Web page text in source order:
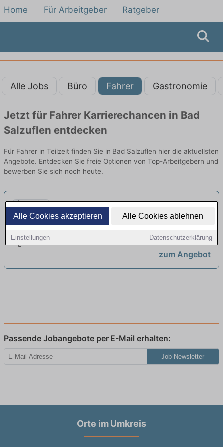
Alle Cookies akzeptieren Alle Cookies ablehnen
Einstellungen Datenschutzerklärung
Home Für Arbeitgeber Ratgeber
Alle Jobs Büro Fahrer Gastronomie
Jetzt für Fahrer Karrierechancen in Bad
Salzuflen entdecken
Für Fahrer in Teilzeit finden Sie in Bad Salzuflen hier die aktuellsten
Angebote. Entdecken Sie freie Optionen von Top-Arbeitgebern und
bewerben Sie sich noch heute.
Fahrer (m/w/d) für unseren
Lieferservice - L"Osteria Bielefeld
Obernstraße - Vollzeit, Teilzeit neu
shjft AG | Bielefeld
zum Angebot
Passende Jobangebote per E-Mail erhalten:
Job Newsletter
Orte im Umkreis